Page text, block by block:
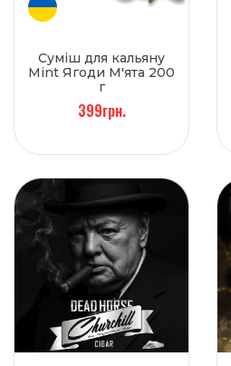
Суміш для кальяну
Mint Ягоди М'ята 200
г
399грн.